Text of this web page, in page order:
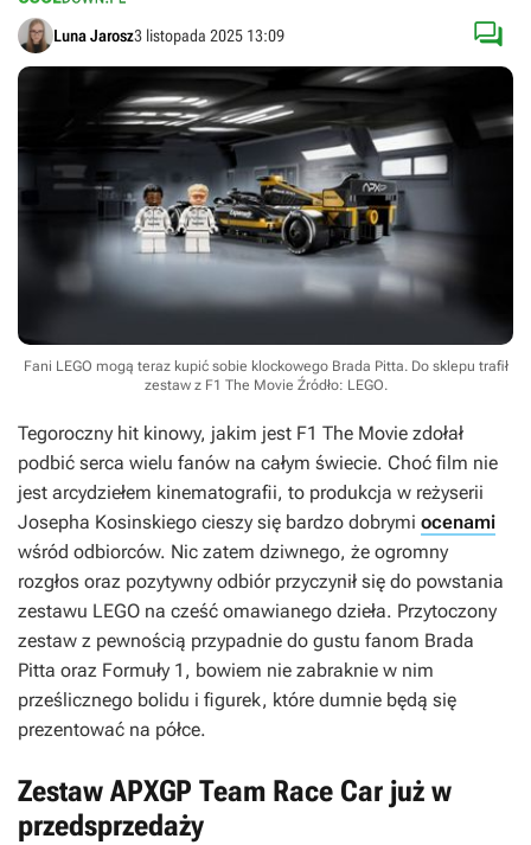
Luna Jarosz3 listopada 2025 13:09 
Fani LEGO mogą teraz kupić sobie klockowego Brada Pitta. Do sklepu trafił
zestaw z F1 The Movie Źródło: LEGO.
Tegoroczny hit kinowy, jakim jest F1 The Movie zdołał
podbić serca wielu fanów na całym świecie. Choć film nie
jest arcydziełem kinematografii, to produkcja w reżyserii
Josepha Kosinskiego cieszy się bardzo dobrymi ocenami
wśród odbiorców. Nic zatem dziwnego, że ogromny
rozgłos oraz pozytywny odbiór przyczynił się do powstania
zestawu LEGO na cześć omawianego dzieła. Przytoczony
zestaw z pewnością przypadnie do gustu fanom Brada
Pitta oraz Formuły 1, bowiem nie zabraknie w nim
prześlicznego bolidu i figurek, które dumnie będą się
prezentować na półce.
Zestaw APXGP Team Race Car już w
przedsprzedaży